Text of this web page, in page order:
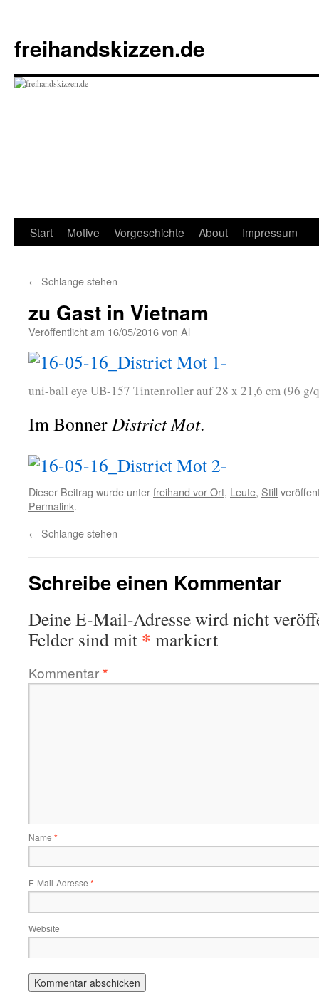
springen
freihandskizzen.de
Start Motive Vorgeschichte About Impressum
← Schlange stehen
zu Gast in Vietnam
Veröffentlicht am 16/05/2016von Al
uni-ball eye UB-157 Tintenroller auf 28 x 21,6 cm (96 g/
Im BonnerDistrict Mot.
Dieser Beitrag wurde unterfreihand vor Ort, Leute, Still
Permalink.
← Schlange stehen
Schreibe einen Kommentar
Deine E-Mail-Adresse wird nicht
Felder sind mit * markiert
Kommentar*
Name *
E-Mail-Adresse *
Website